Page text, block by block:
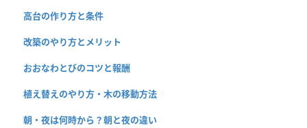
高台の作り方と条件
改築のやり方とメリット
おおなわとびのコツと報酬
植え替えのやり方・木の移動方法
朝・夜は何時から？朝と夜の違い